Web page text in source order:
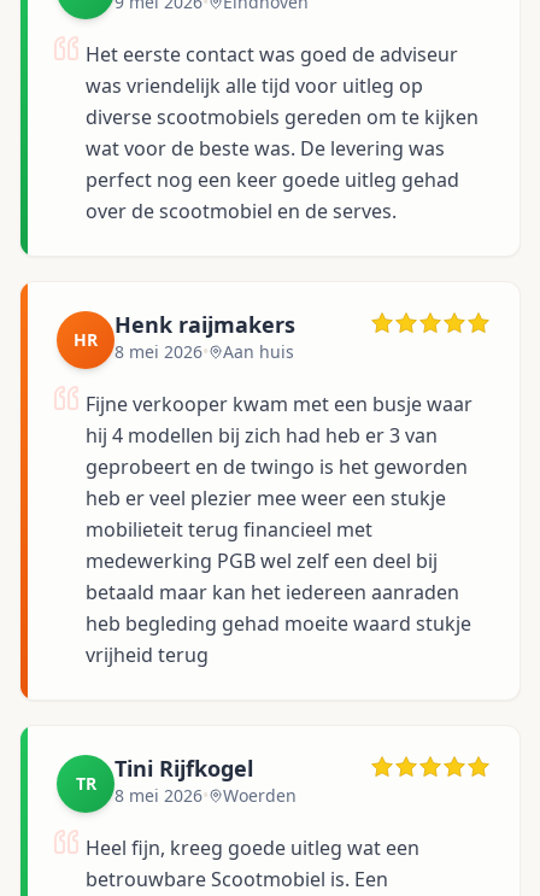
Het eerste contact was goed de adviseur
was vriendelijk alle tijd voor uitleg op
diverse scootmobiels gereden om te kijken
wat voor de beste was. De levering was
perfect nog een keer goede uitleg gehad
over de scootmobiel en de serves.
HR
Henk raijmakers
8 mei 2026• Aan huis
Fijne verkooper kwam met een busje waar
hij 4 modellen bij zich had heb er 3 van
geprobeert en de twingo is het geworden
heb er veel plezier mee weer een stukje
mobilieteit terug financieel met
medewerking PGB wel zelf een deel bij
betaald maar kan het iedereen aanraden
heb begleding gehad moeite waard stukje
vrijheid terug
TR
Tini Rijfkogel
8 mei 2026• Woerden
Heel fijn, kreeg goede uitleg wat een
betrouwbare Scootmobiel is. Een